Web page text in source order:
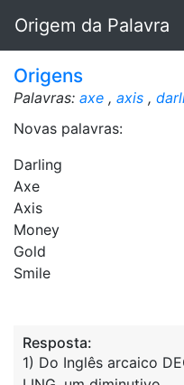
Origem da Palavra
Origens
Palavras: axe , axis ,
Novas palavras:
Darling
Axe
Axis
Money
Gold
Smile
Resposta:
1) Do Inglês arcaico